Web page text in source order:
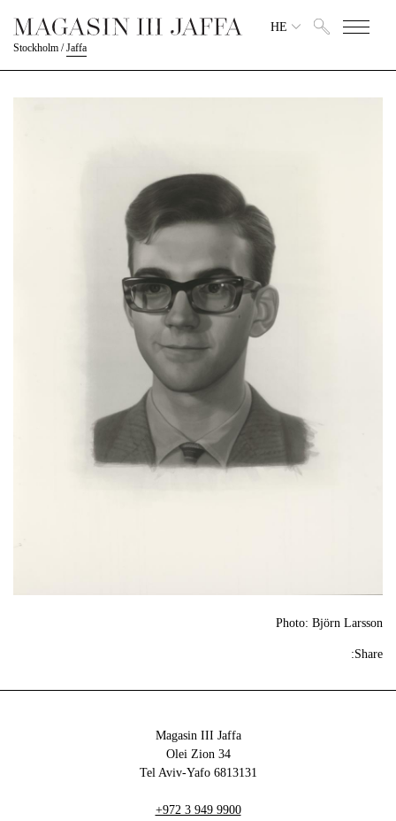
Stockholm /Jaffa
HE
Photo: Björn Larsson
Share:
Magasin III Jaffa
34 Olei Zion
6813131 Tel Aviv-Yafo
+972 3 949 9900